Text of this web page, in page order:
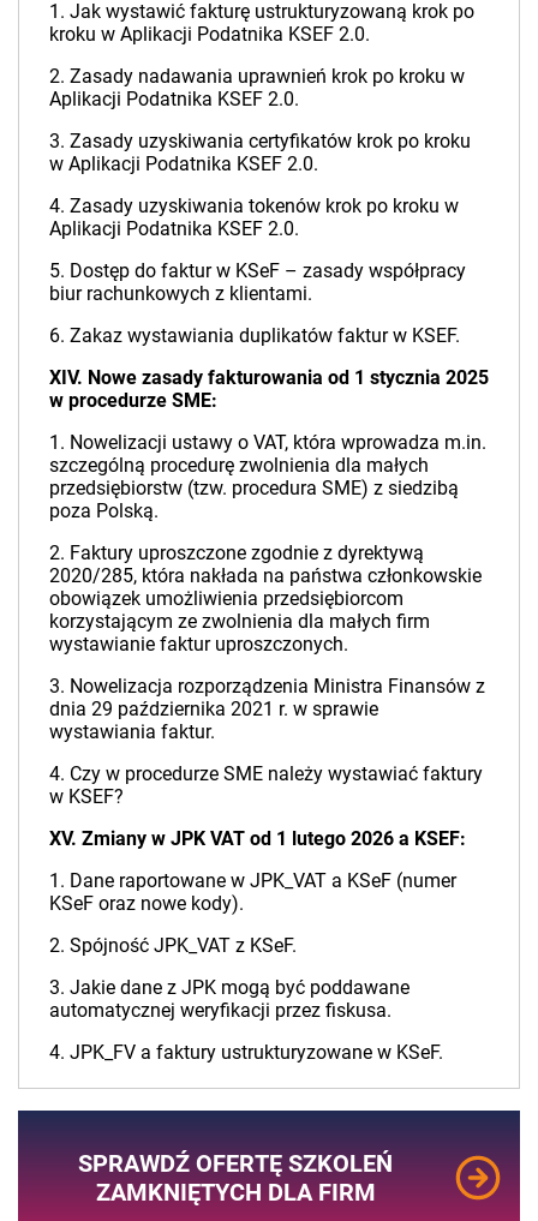
1. Jak wystawić fakturę ustrukturyzowaną krok po
kroku w Aplikacji Podatnika KSEF 2.0.
2. Zasady nadawania uprawnień krok po kroku w
Aplikacji Podatnika KSEF 2.0.
3. Zasady uzyskiwania certyfikatów krok po kroku
w Aplikacji Podatnika KSEF 2.0.
4. Zasady uzyskiwania tokenów krok po kroku w
Aplikacji Podatnika KSEF 2.0.
5. Dostęp do faktur w KSeF – zasady współpracy
biur rachunkowych z klientami.
6. Zakaz wystawiania duplikatów faktur w KSEF.
XIV. Nowe zasady fakturowania od 1 stycznia 2025
w procedurze SME:
1. Nowelizacji ustawy o VAT, która wprowadza m.in.
szczególną procedurę zwolnienia dla małych
przedsiębiorstw (tzw. procedura SME) z siedzibą
poza Polską.
2. Faktury uproszczone zgodnie z dyrektywą
2020/285, która nakłada na państwa członkowskie
obowiązek umożliwienia przedsiębiorcom
korzystającym ze zwolnienia dla małych firm
wystawianie faktur uproszczonych.
3. Nowelizacja rozporządzenia Ministra Finansów z
dnia 29 października 2021 r. w sprawie
wystawiania faktur.
4. Czy w procedurze SME należy wystawiać faktury
w KSEF?
XV. Zmiany w JPK VAT od 1 lutego 2026 a KSEF:
1. Dane raportowane w JPK_VAT a KSeF (numer
KSeF oraz nowe kody).
2. Spójność JPK_VAT z KSeF.
3. Jakie dane z JPK mogą być poddawane
automatycznej weryfikacji przez fiskusa.
4. JPK_FV a faktury ustrukturyzowane w KSeF.
SPRAWDŹ OFERTĘ SZKOLEŃ
ZAMKNIĘTYCH DLA FIRM